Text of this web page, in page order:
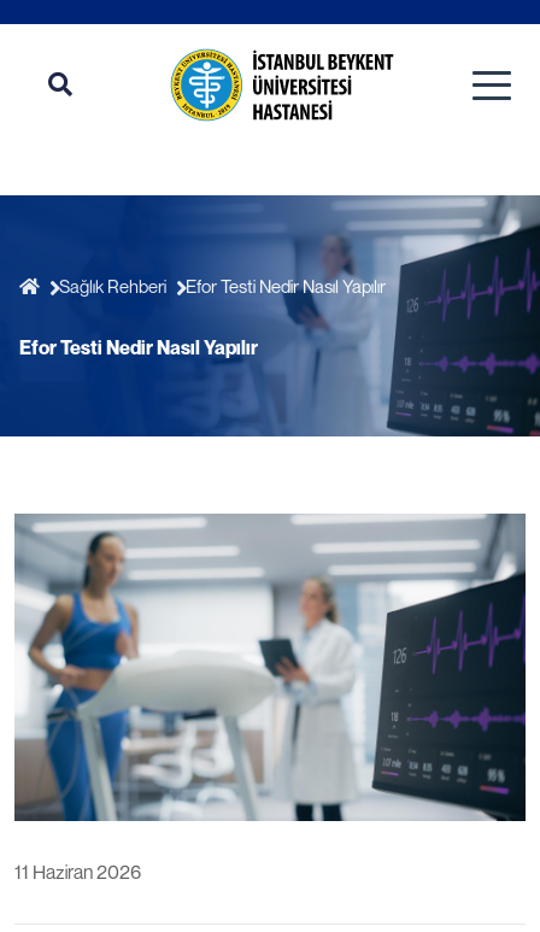
Sağlık Rehberi Efor Testi Nedir Nasıl Yapılır
Efor Testi Nedir Nasıl Yapılır
11 Haziran 2026